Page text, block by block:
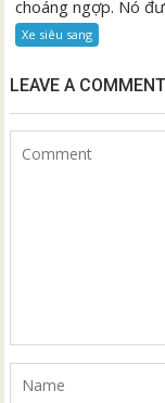
choáng ngợp. Nó
Xe siêu sang
LEAVE A COMMENT